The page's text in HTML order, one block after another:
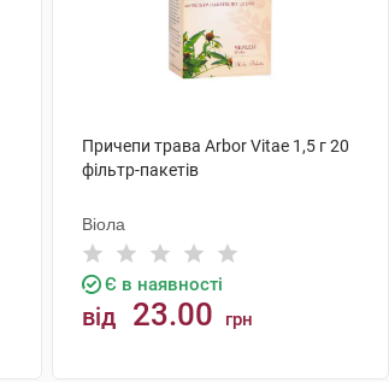
Причепи трава Arbor Vitae 1,5 г 20
фільтр-пакетів
Віола
Є в наявності
від 23.00 грн